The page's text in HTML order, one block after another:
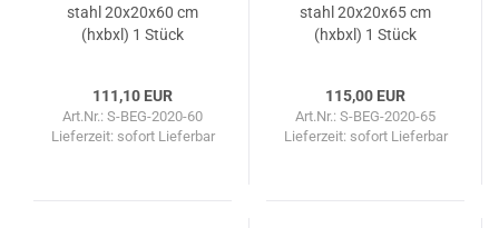
stahl 20x20x60 cm
(hxbxl) 1 Stück
111,10 EUR
Art.Nr.: S-BEG-2020-60
Lieferzeit: sofort Lieferbar
stahl 20x20x65 cm
(hxbxl) 1 Stück
115,00 EUR
Art.Nr.: S-BEG-2020-65
Lieferzeit: sofort Lieferbar